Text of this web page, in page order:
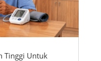
Tinggi Untuk